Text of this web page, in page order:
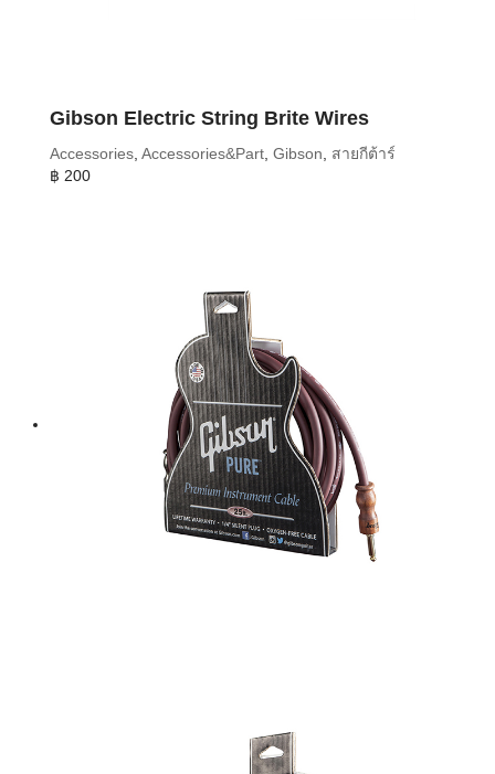
Gibson Electric String Brite Wires
Accessories, Accessories&Part, Gibson, สายกีต้าร์
฿ 200